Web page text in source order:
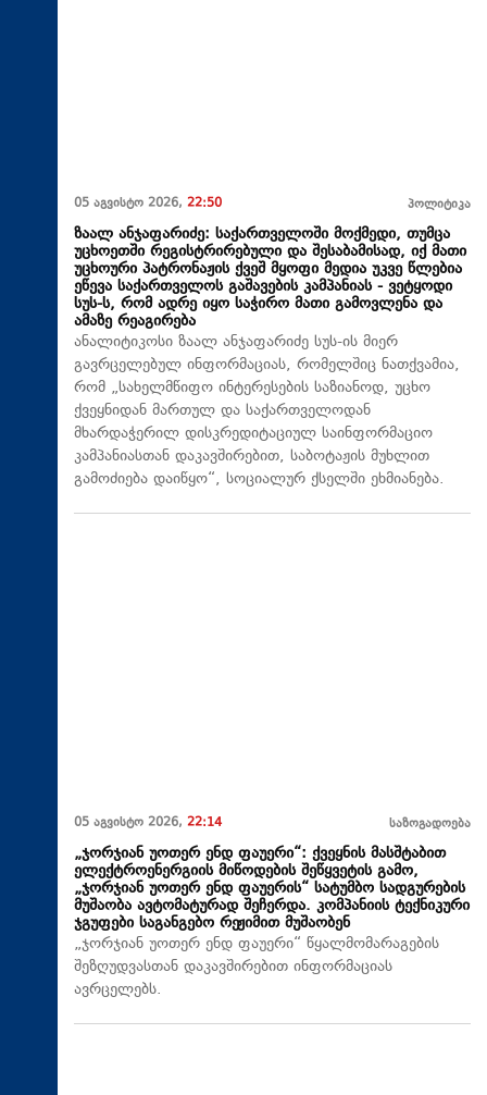
05 აგვისტო 2026, 22:50 პოლიტიკა
ზაალ ანჯაფარიძე: საქართველოში მოქმედი, თუმცა
უცხოეთში რეგისტრირებული და შესაბამისად, იქ მათი
უცხოური პატრონაჟის ქვეშ მყოფი მედია უკვე წლებია
ეწევა საქართველოს გაშავების კამპანიას - ვეტყოდი
სუს-ს, რომ ადრე იყო საჭირო მათი გამოვლენა და
ამაზე რეაგირება
ანალიტიკოსი ზაალ ანჯაფარიძე სუს-ის მიერ
გავრცელებულ ინფორმაციას, რომელშიც ნათქვამია,
რომ „სახელმწიფო ინტერესების საზიანოდ, უცხო
ქვეყნიდან მართულ და საქართველოდან
მხარდაჭერილ დისკრედიტაციულ საინფორმაციო
კამპანიასთან დაკავშირებით, საბოტაჟის მუხლით
გამოძიება დაიწყო“, სოციალურ ქსელში ეხმიანება.
05 აგვისტო 2026, 22:14 საზოგადოება
„ჯორჯიან უოთერ ენდ ფაუერი“: ქვეყნის მასშტაბით
ელექტროენერგიის მიწოდების შეწყვეტის გამო,
„ჯორჯიან უოთერ ენდ ფაუერის“ სატუმბო სადგურების
მუშაობა ავტომატურად შეჩერდა. კომპანიის ტექნიკური
ჯგუფები საგანგებო რეჟიმით მუშაობენ
„ჯორჯიან უოთერ ენდ ფაუერი“ წყალმომარაგების
შეზღუდვასთან დაკავშირებით ინფორმაციას
ავრცელებს.